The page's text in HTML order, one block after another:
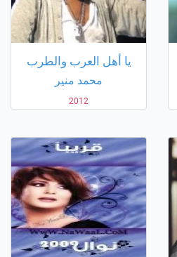
يا أهل العرب والطرب
محمد منير
2012